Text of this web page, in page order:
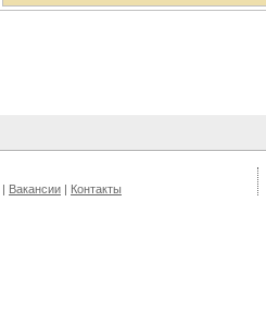
| Вакансии | Контакты